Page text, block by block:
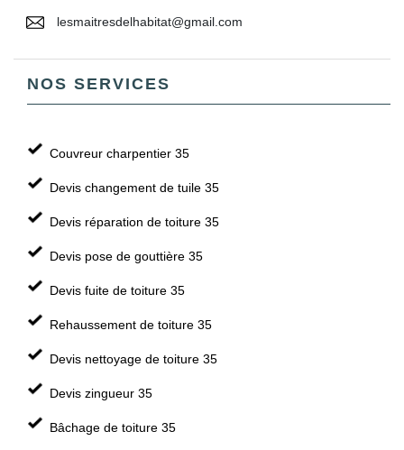
lesmaitresdelhabitat@gmail.com
NOS SERVICES
Couvreur charpentier 35
Devis changement de tuile 35
Devis réparation de toiture 35
Devis pose de gouttière 35
Devis fuite de toiture 35
Rehaussement de toiture 35
Devis nettoyage de toiture 35
Devis zingueur 35
Bâchage de toiture 35